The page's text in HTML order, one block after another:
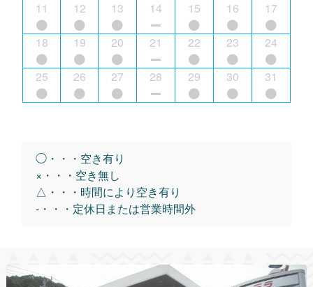
11 12 13 14 15 16 17
18 19 20 21 22 23 24
25 26 27 28 29 30 31
◯・・・空き有り
×・・・空き無し
△・・・時間により空き有り
-・・・定休日または営業時間外